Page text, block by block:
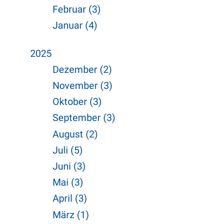
Februar (3)
Januar (4)
2025
Dezember (2)
November (3)
Oktober (3)
September (3)
August (2)
Juli (5)
Juni (3)
Mai (3)
April (3)
März (1)